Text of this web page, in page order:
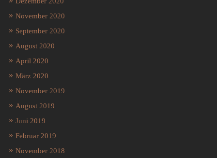
November 2020
September 2020
August 2020
April 2020
März 2020
November 2019
August 2019
Juni 2019
Februar 2019
November 2018